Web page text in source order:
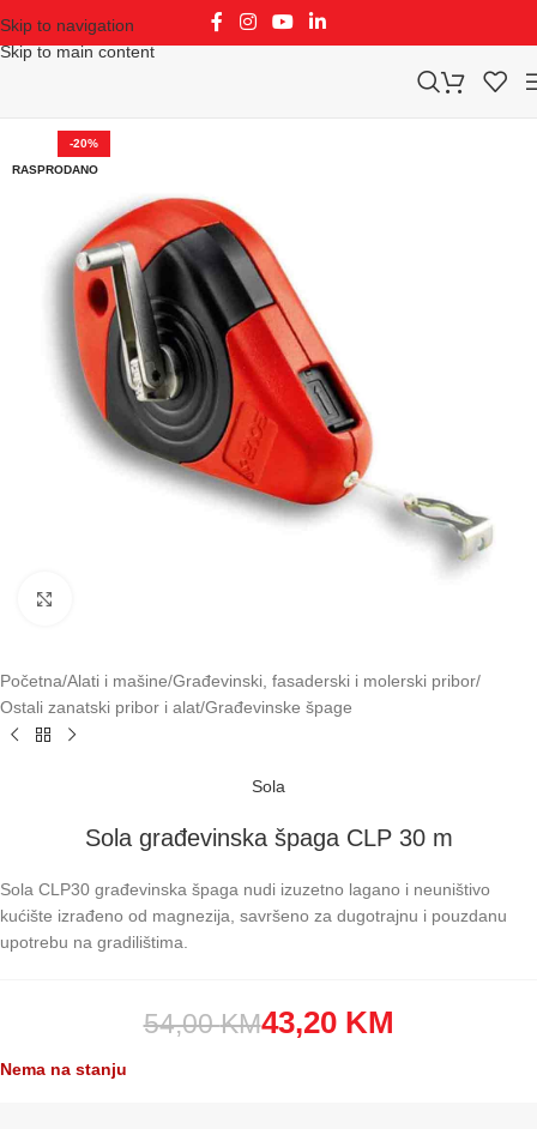
Skip to navigation
Skip to main content
-20%
RASPRODANO
Početna/Alati i mašine/Građevinski, fasaderski i molerski pribor/
Ostali zanatski pribor i alat/Građevinske špage
Sola
Sola građevinska špaga CLP 30 m
Sola CLP30 građevinska špaga nudi izuzetno lagano i neuništivo
kućište izrađeno od magnezija, savršeno za dugotrajnu i pouzdanu
upotrebu na gradilištima.
54,00KM43,20 KM
Nema na stanju